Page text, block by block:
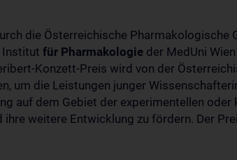
die Österreichische Pharmakologische
Institut für Pharmakologie der MedUni
Konzett-Preis wird von der
um die Leistungen junger
auf dem Gebiet der experimentellen oder
ihre weitere Entwicklung zu fördern. Der